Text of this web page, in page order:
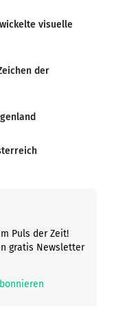
visuelle
der
Puls der Zeit!
gratis Newsletter